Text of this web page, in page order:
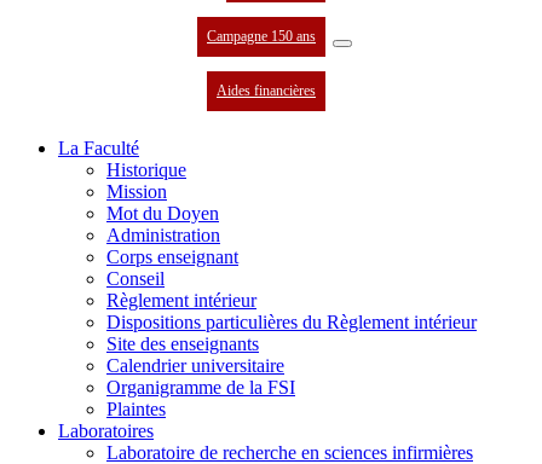
Campagne 150 ans
Aides financières
La Faculté
Historique
Mission
Mot du Doyen
Administration
Corps enseignant
Conseil
Règlement intérieur
Dispositions particulières du Règlement intérieur
Site des enseignants
Calendrier universitaire
Organigramme de la FSI
Plaintes
Laboratoires
Laboratoire de recherche en sciences infirmières